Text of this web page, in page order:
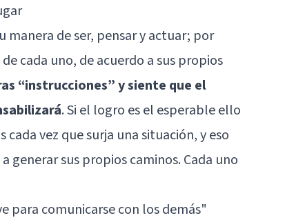
manera de ser, pensar y actuar; por
cada uno, de acuerdo a sus propios
“instrucciones” y siente que el
. Si el logro es el esperable ello
vez que surja una situación, y eso
generar sus propios caminos. Cada uno
para comunicarse con los demás"